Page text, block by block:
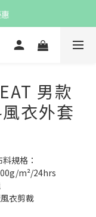
金
金
男款
衣外套
規格：
m²/24hrs
衣剪裁